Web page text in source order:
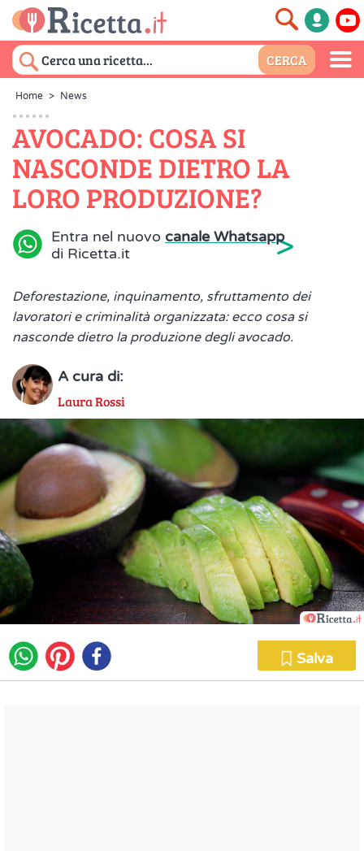
Home > News
AVOCADO: COSA SI
NASCONDE DIETRO LA
LORO PRODUZIONE?
Entra nel nuovo canale Whatsapp
di Ricetta.it
>
Deforestazione, inquinamento, sfruttamento dei
lavoratori e criminalità organizzata: ecco cosa si
nasconde dietro la produzione degli avocado.
A cura di:
Laura Rossi
Salva